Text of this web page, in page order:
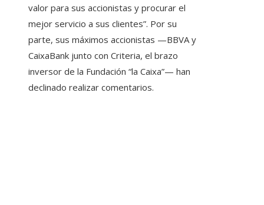
valor para sus accionistas y procurar el
mejor servicio a sus clientes”. Por su
parte, sus máximos accionistas —BBVA y
CaixaBank junto con Criteria, el brazo
inversor de la Fundación “la Caixa”— han
declinado realizar comentarios.